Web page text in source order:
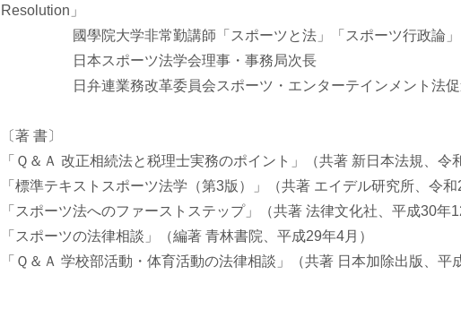
Resolution」
國學院大学非常勤講師「スポーツと法」「スポーツ行政論」
日本スポーツ法学会理事・事務局次長
日弁連業務改革委員会スポーツ・エンターテインメント法促
〔著 書〕
「Ｑ＆Ａ 改正相続法と税理士実務のポイント」（共著 新日本法規、令
「標準テキストスポーツ法学（第3版）」（共著 エイデル研究所、令和
「スポーツ法へのファーストステップ」（共著 法律文化社、平成30年
「スポーツの法律相談」（編著 青林書院、平成29年4月）
「Ｑ＆Ａ 学校部活動・体育活動の法律相談」（共著 日本加除出版、平